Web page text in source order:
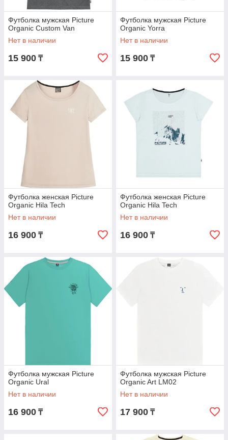
Футболка мужская Picture
Organic Custom Van
Нет в наличии
15 900 ₸
Футболка мужская Picture
Organic Yorra
Нет в наличии
15 900 ₸
Футболка женская Picture
Organic Hila Tech
Нет в наличии
16 900 ₸
Футболка женская Picture
Organic Hila Tech
Нет в наличии
16 900 ₸
Футболка мужская Picture
Organic Ural
Нет в наличии
16 900 ₸
Футболка мужская Picture
Organic Art LM02
Нет в наличии
17 900 ₸